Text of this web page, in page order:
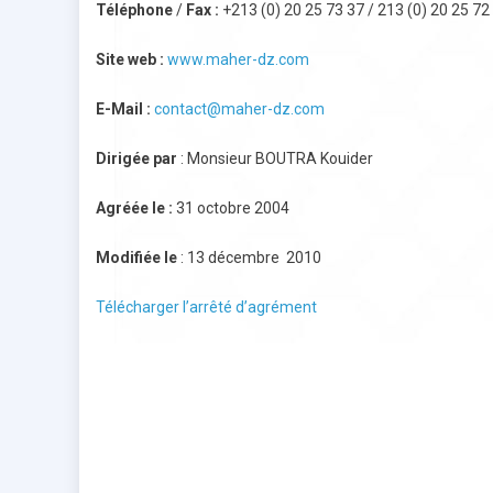
Téléphone/ Fax : +213 (0) 20 25 73 37 / 213 (0) 20 25 72
Site web : www.maher-dz.com
E-Mail : contact@maher-dz.com
Dirigée par : Monsieur BOUTRA Kouider
Agréée le : 31 octobre 2004
Modifiée le : 13 décembre 2010
Télécharger l’arrêté d’agrément